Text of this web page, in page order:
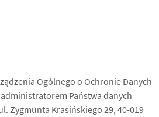
Ogólnego o Ochronie Danych
Państwa danych
Zygmunta Krasińskiego 29, 40-019